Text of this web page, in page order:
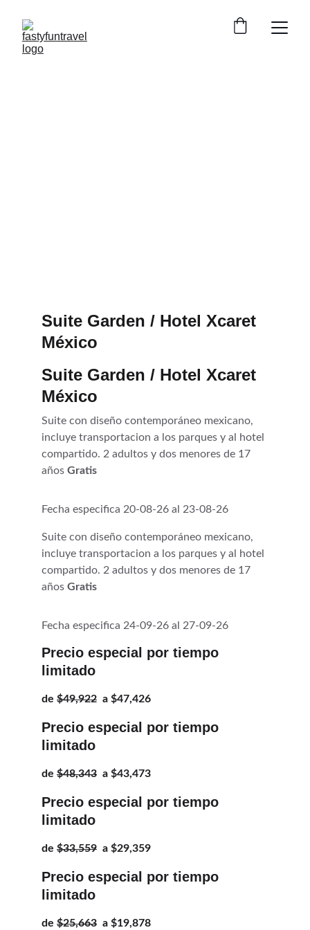
Suite Garden / Hotel Xcaret
México
Suite con diseño contemporáneo mexicano,
incluye transportacion a los parques y al hotel
compartido. 2 adultos y dos menores de 17
años Gratis
Fecha especifica 20-08-26 al 23-08-26
Precio especial por tiempo
limitado
de $49,922
  a $47,426
Suite Garden / Hotel Xcaret
México
Suite con diseño contemporáneo mexicano,
incluye transportacion a los parques y al hotel
compartido. 2 adultos y dos menores de 17
años Gratis
Fecha especifica 24-09-26 al 27-09-26
Precio especial por tiempo
limitado
de $48,343
  a $43,473
Precio especial por tiempo
limitado
de $33,559
  a $29,359
Precio especial por tiempo
limitado
de $25,663
  a $19,878